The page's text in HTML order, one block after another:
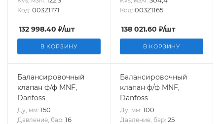
Код: 003Z1171
132 998.40 ₽/шт
В КОРЗИНУ
Код: 003Z1165
138 021.60 ₽/шт
В КОРЗИНУ
Балансировочный
клапан ф/ф MNF,
Danfoss
Ду, мм: 150
Давление, бар: 16
Балансировочный
клапан ф/ф MNF,
Danfoss
Ду, мм: 100
Давление, бар: 25